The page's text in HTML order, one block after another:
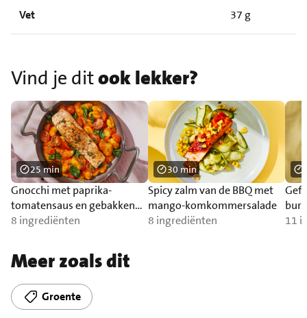
Vet 37 g
Vind je ditook lekker?
Gnocchi met paprika-
tomatensaus en gebakken
zalm
8 ingrediënten
25 min
Spicy zalm van de BBQ met
mango-komkommersalade
8 ingrediënten
30 min
11
Meer zoals dit
Groente